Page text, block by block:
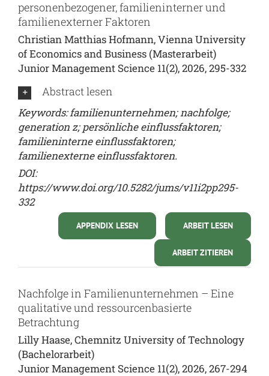
personenbezogener, familieninterner und
familienexterner Faktoren
Christian Matthias Hofmann, Vienna University
of Economics and Business (Masterarbeit)
Junior Management Science 11(2), 2026, 295-332
Abstract lesen
Keywords: familienunternehmen; nachfolge;
generation z; persönliche einflussfaktoren;
familieninterne einflussfaktoren;
familienexterne einflussfaktoren.
DOI:
https://www.doi.org/10.5282/jums/v11i2pp295-
332
ARBEIT LESEN
APPENDIX LESEN
ARBEIT ZITIEREN
Nachfolge in Familienunternehmen – Eine
qualitative und ressourcenbasierte
Betrachtung
Lilly Haase, Chemnitz University of Technology
(Bachelorarbeit)
Junior Management Science 11(2), 2026, 267-294